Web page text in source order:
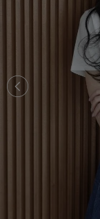
ACYM
アシーム
アディダス バイ ステ